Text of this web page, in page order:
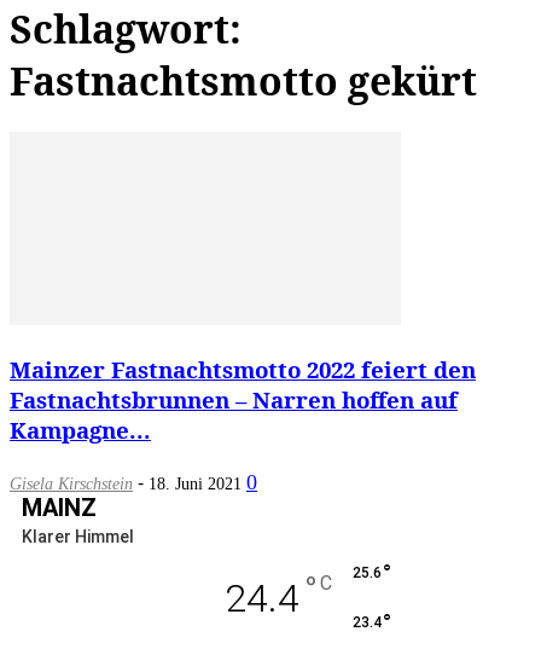
Schlagwort:
Fastnachtsmotto gekürt
Mainzer Fastnachtsmotto 2022 feiert den
Fastnachtsbrunnen – Narren hoffen auf
Kampagne...
Gisela Kirschstein - 18. Juni 2021 0
MAINZ
Klarer Himmel
24.4 ° C 25.6 °
23.4°